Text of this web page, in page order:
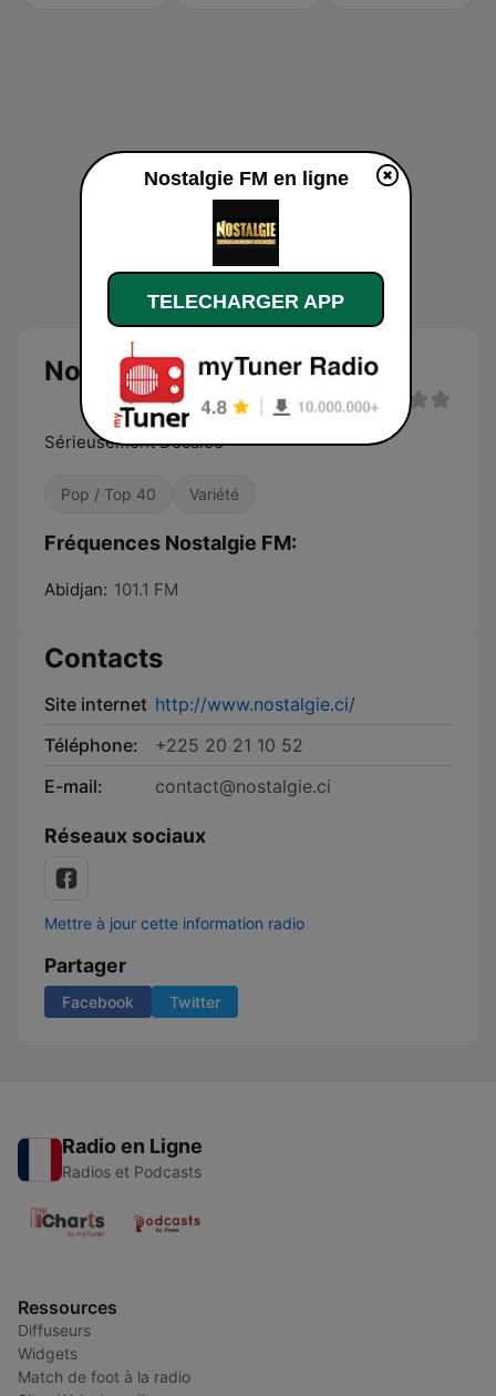
Nostalgie FM
Sérieusement Décalée
Pop / Top 40 Variété
Fréquences Nostalgie FM:
Abidjan: 101.1 FM
Contacts
Site internet http://www.nostalgie.ci/
Téléphone:
+225 20 21 10 52
E-mail:
contact@nostalgie.ci
Réseaux sociaux
Mettre à jour cette information radio
Partager
Facebook Twitter
Radio en Ligne
Radios et Podcasts
Ressources
Diffuseurs
Widgets
Match de foot à la radio
Nostalgie FM en ligne
TELECHARGER APP